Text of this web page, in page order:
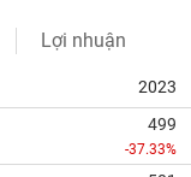
Lợi nhuận
2023
499
-37.33%